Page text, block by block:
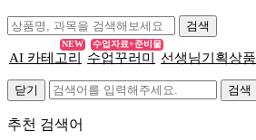
AI 카테고리
NEW
수업꾸러미
수업자료+준비물
선생님기획상품
닫기
추천 검색어